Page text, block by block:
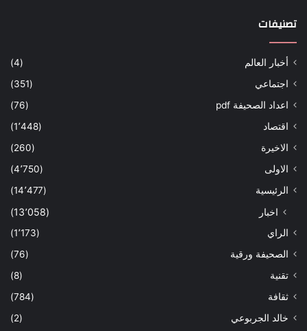
تصنيفات
أخبار العالم
(4)
اجتماعي
(351)
اعداد الصحيفة pdf
(76)
اقتصاد
(1٬448)
الاخيرة
(260)
الاولى
(4٬750)
الرئيسية
(14٬477)
اخبار (13٬058)
الراي
(1٬173)
الصحيفة ورقية
(76)
تقنية
(8)
ثقافة
(784)
خالد الجربوعي
(2)